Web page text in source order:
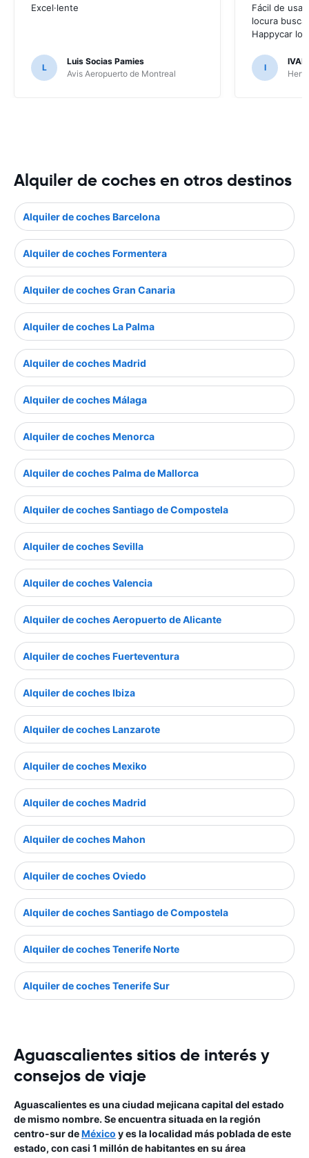
Excel·lente
L
Luis Socias Pamies
Avis Aeropuerto de Montreal
Fácil de
locura
Happycar lo
I
IVAN
Alquiler de coches en otros destinos
Alquiler de coches Barcelona
Alquiler de coches Formentera
Alquiler de coches Gran Canaria
Alquiler de coches La Palma
Alquiler de coches Madrid
Alquiler de coches Málaga
Alquiler de coches Menorca
Alquiler de coches Palma de Mallorca
Alquiler de coches Santiago de Compostela
Alquiler de coches Sevilla
Alquiler de coches Valencia
Alquiler de coches Aeropuerto de Alicante
Alquiler de coches Fuerteventura
Alquiler de coches Ibiza
Alquiler de coches Lanzarote
Alquiler de coches Mexiko
Alquiler de coches Madrid
Alquiler de coches Mahon
Alquiler de coches Oviedo
Alquiler de coches Santiago de Compostela
Alquiler de coches Tenerife Norte
Alquiler de coches Tenerife Sur
Aguascalientes sitios de interés y
consejos de viaje
Aguascalientes es una ciudad mejicana capital del estado
de mismo nombre. Se encuentra situada en la región
centro-sur deMéxico y es la localidad más poblada de este
estado, con casi 1 millón de habitantes en su área